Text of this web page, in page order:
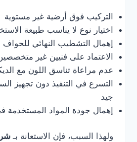
التركيب فوق أرضية غير مستوية
اختيار نوع لا يناسب طبيعة
إهمال التشطيب النهائي للحواف
الاعتماد على فنيين غير
عدم مراعاة تناسق اللون مع
التسرع في التنفيذ دون تجهيز
جيد
إهمال جودة المواد المستخدمة
ولهذا السبب، فإن الاستعانة بـ